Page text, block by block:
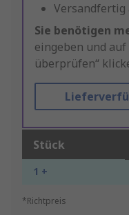
Versandfertig
Sie benötigen
eingeben und
überprüfen“
Stück
1 +
*Richtpreis